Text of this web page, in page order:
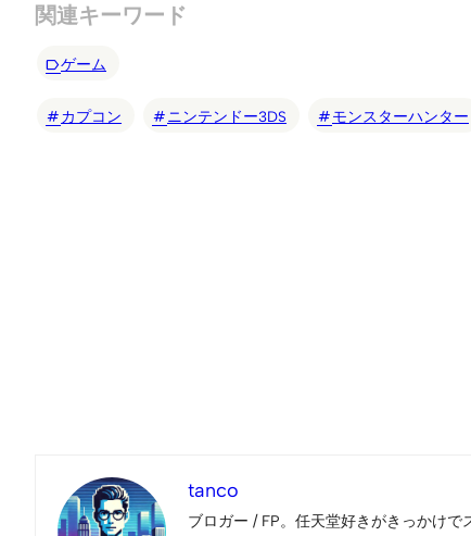
関連キーワード
ゲーム
カプコン ニンテンドー3DS モンスターハンター
tanco
ブロガー / FP。任天堂好きがきっかけで